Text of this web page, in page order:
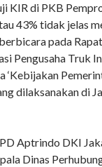
KIR di PKB
43% tidak jelas
pada
Pengusaha Truk
‘Kebijakan
dilaksanakan di
Aptrindo DKI
Dinas